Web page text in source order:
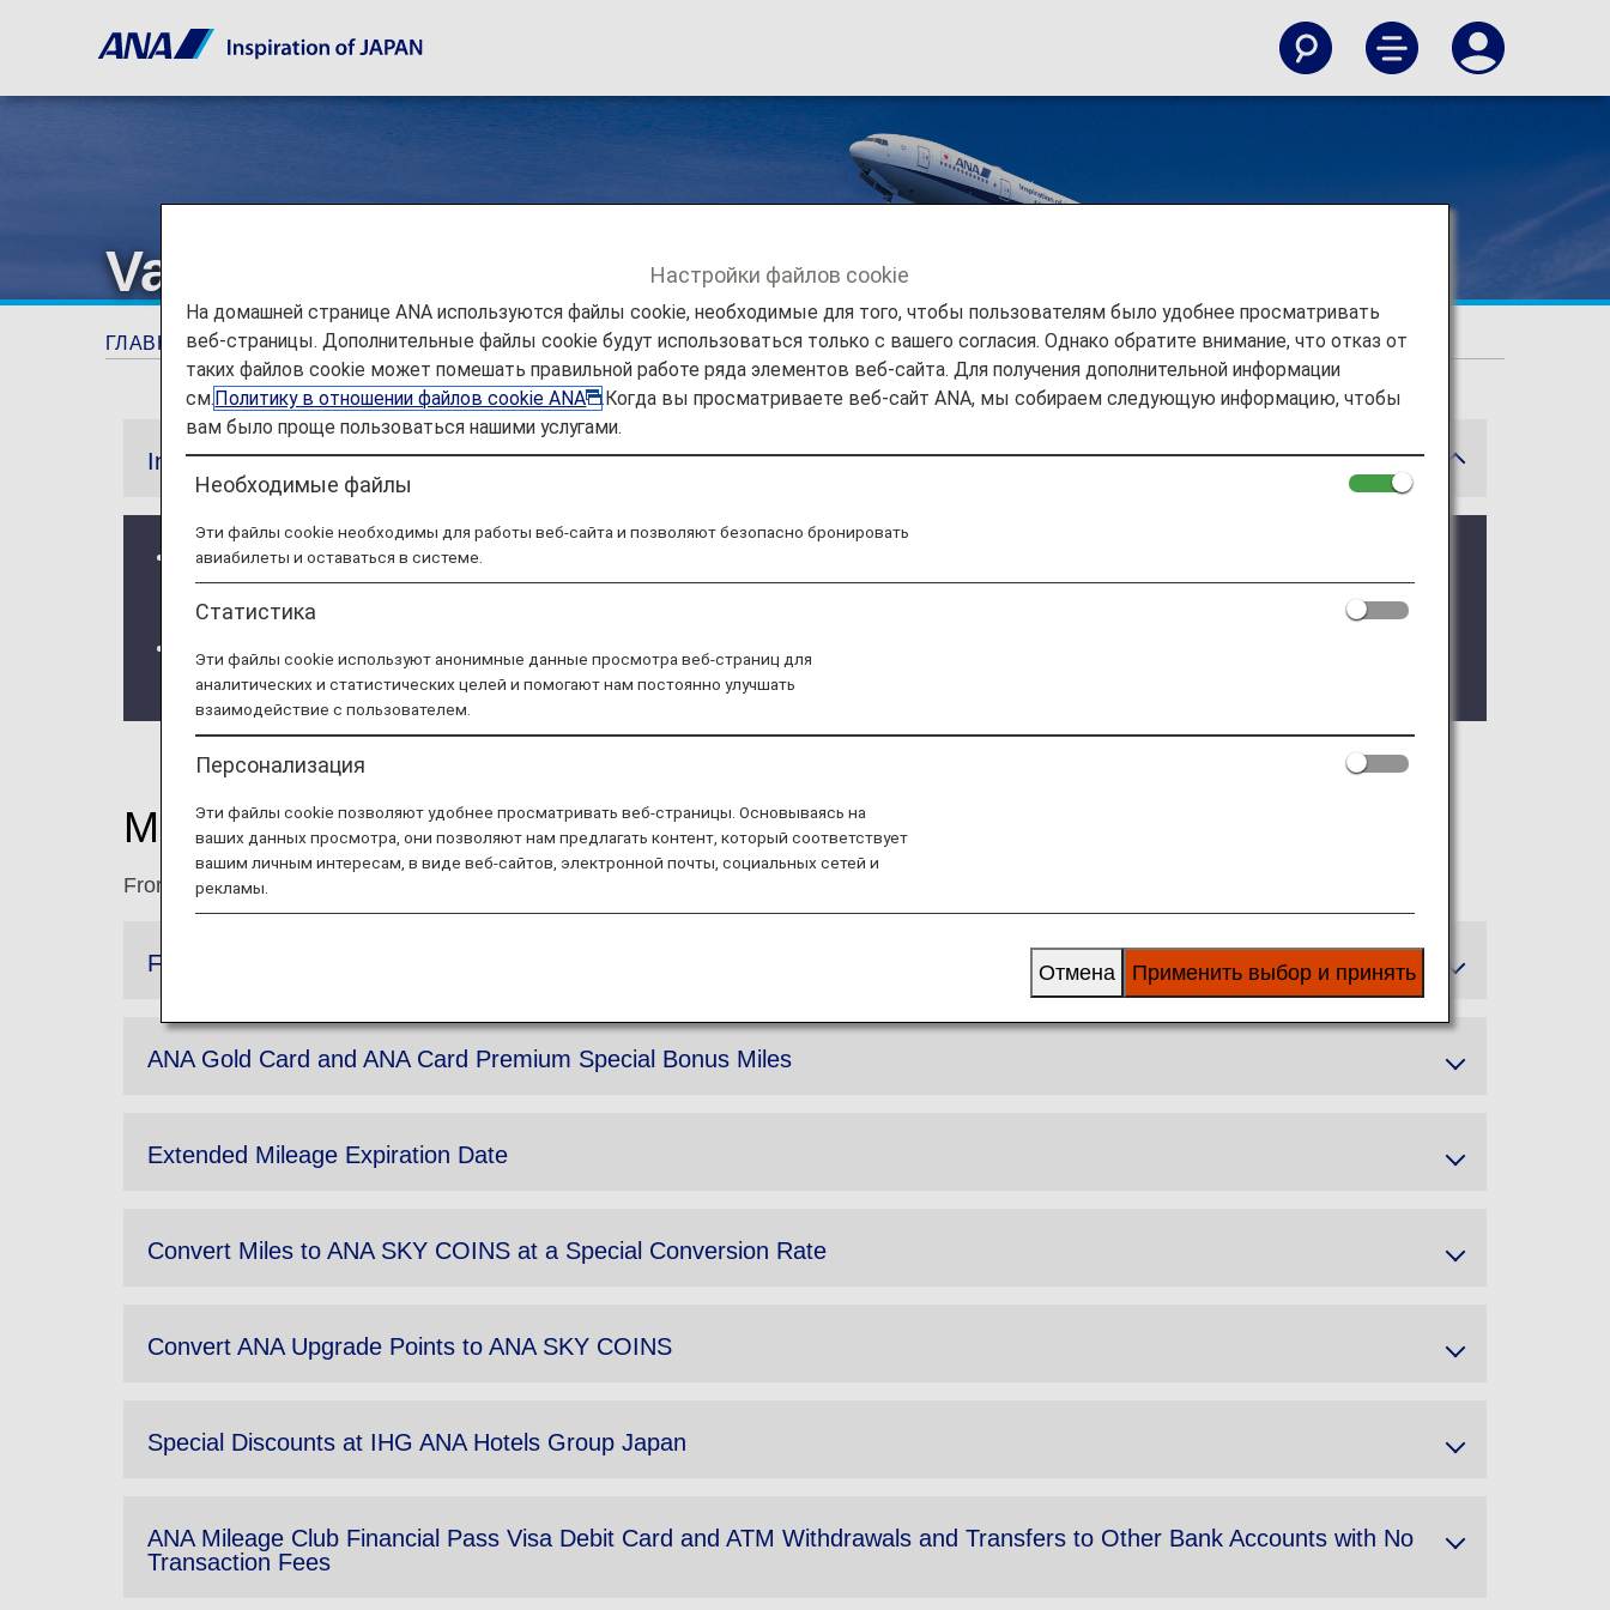
Various Benefits
ГЛАВНАЯ СТРАНИЦА ANA Mileage Club Premium Members Premium Member Benefits Various Benefits
Information
We will be updating the ANA Super Flyers Card service starting in April 2028.
For more details, please review theChanges to the ANA Super Flyers Card System.
The Upgrade Points service for Premium Members and Super Flyers primary members will end as of FY2026. For details, please see
the information regarding the Termination of the Upgrade Points service
More Benefits for Premium Members
From higher accrual rates to extended expiration dates to special hotel discounts, Premium Members can enjoy these additional benefits.
Flight Bonus Miles
ANA Gold Card and ANA Card Premium Special Bonus Miles
Extended Mileage Expiration Date
Convert Miles to ANA SKY COINS at a Special Conversion Rate
Convert ANA Upgrade Points to ANA SKY COINS
Special Discounts at IHG ANA Hotels Group Japan
ANA Mileage Club Financial Pass Visa Debit Card and ATM Withdrawals and Transfers to Other Bank Accounts with No
Transaction Fees
Настройки файлов cookie
На домашней странице ANA используются файлы cookie, необходимые для того, чтобы пользователям было удобнее просматривать
веб-страницы. Дополнительные файлы cookie будут использоваться только с вашего согласия. Однако обратите внимание, что отказ от
таких файлов cookie может помешать правильной работе ряда элементов веб-сайта. Для получения дополнительной информации
см.Политику в отношении файлов cookie ANA
.Когда вы просматриваете веб-сайт ANA, мы собираем следующую информацию, чтобы
вам было проще пользоваться нашими услугами.
Необходимые файлы
Эти файлы cookie необходимы для работы веб-сайта и позволяют безопасно бронировать
авиабилеты и оставаться в системе.
Статистика
Эти файлы cookie используют анонимные данные просмотра веб-страниц для
аналитических и статистических целей и помогают нам постоянно улучшать
взаимодействие с пользователем.
Персонализация
Эти файлы cookie позволяют удобнее просматривать веб-страницы. Основываясь на
ваших данных просмотра, они позволяют нам предлагать контент, который соответствует
вашим личным интересам, в виде веб-сайтов, электронной почты, социальных сетей и
рекламы.
Применить выбор и принять
Отмена